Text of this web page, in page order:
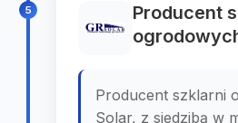
5
Producent
Producent szklarni
Solar, z siedzibą w